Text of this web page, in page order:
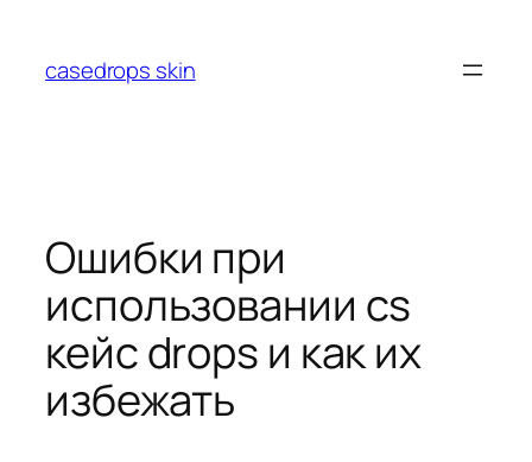
содержимому
casedrops skin
Ошибки при
использовании cs
кейс drops и как их
избежать